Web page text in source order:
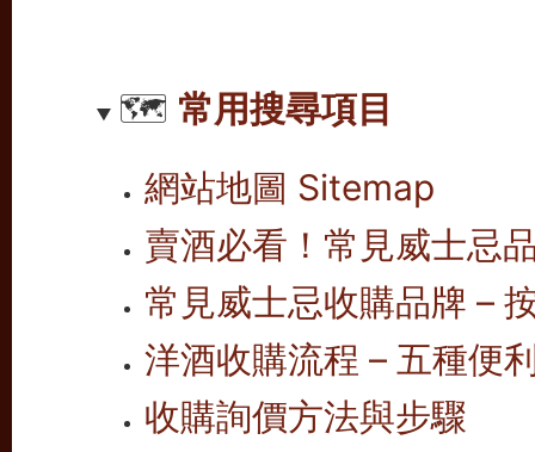
🗺️ 常用搜尋項目
網站地圖 Sitemap
賣酒必看！常見威士忌
常見威士忌收購品牌 –
洋酒收購流程 – 五種便
收購詢價方法與步驟